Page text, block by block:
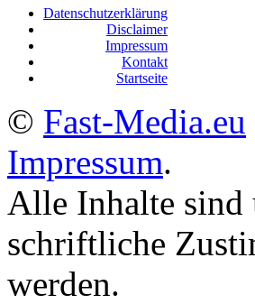
Datenschutzerklärung
Disclaimer
Impressum
Kontakt
Startseite
© Fast-Media.eu
Impressum.
Alle Inhalte sind
schriftliche
werden.